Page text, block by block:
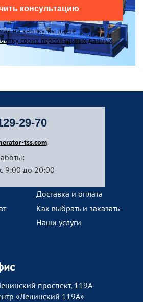
консультацию
на кнопку, вы даете
своих персональных данных
29-70
tss.com
9:00 до 20:00
Доставка и оплата
Как выбрать и заказать
Наши услуги
проспект, 119А
«Ленинский 119А»